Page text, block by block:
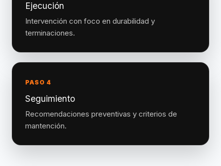
Ejecución
Intervención con foco en durabilidad y
terminaciones.
PASO 4
Seguimiento
Recomendaciones preventivas y criterios de
mantención.